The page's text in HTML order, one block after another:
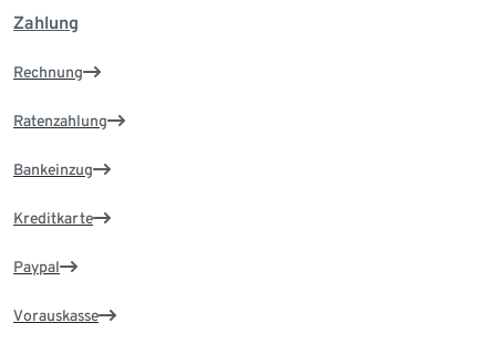
Zahlung
Rechnung
Ratenzahlung
Bankeinzug
Kreditkarte
Paypal
Vorauskasse